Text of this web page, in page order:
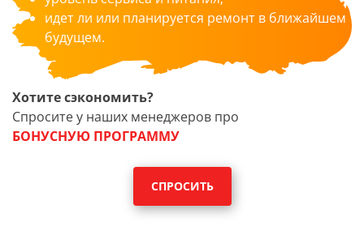
идет ли или планируется ремонт в ближайшем
будущем.
Хотите сэкономить?
Спросите у наших менеджеров про
БОНУСНУЮ ПРОГРАММУ
СПРОСИТЬ